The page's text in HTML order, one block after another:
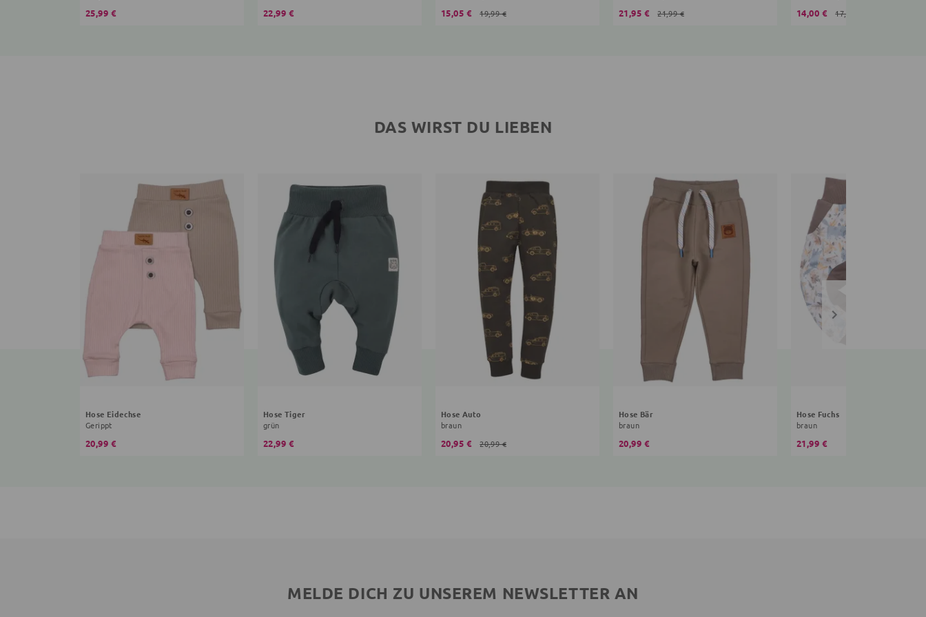
25,99 € 22,99 € 15,05 € 19,99 € 21,95 € 21,99 € 14,00 € 17,99 €
DAS WIRST DU LIEBEN
Hose Eidechse
Gerippt
20,99 €
Hose Tiger
grün
22,99 €
Hose Auto
braun
20,95 € 20,99 €
Hose Bär
braun
20,99 €
Hose Fuchs
braun
21,99 €
MELDE DICH ZU UNSEREM NEWSLETTER AN